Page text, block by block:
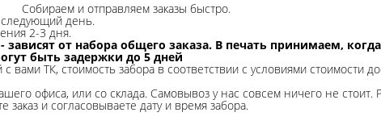
Собираем и отправляем заказы быстро.
день.
2-3 дня.
от набора общего заказа. В печать принимаем,
быть задержки до 5 дней
вами ТК, стоимость забора в соответствии с условиями стоимости
офиса, или со склада. Самовывоз у нас совсем ничего не стоит.
и согласовываете дату и время забора.